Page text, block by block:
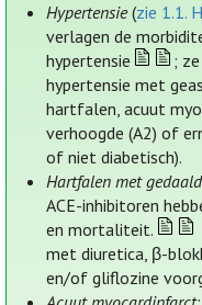
Hypertensie(zie 1.1.
verlagen de
hypertensie
;
hypertensie met
hartfalen, acuut
verhoogde (A2) of
of niet diabetisch).
Hartfalen met
ACE-inhibitoren
en mortaliteit.
met diuretica, β-
en/of gliflozine